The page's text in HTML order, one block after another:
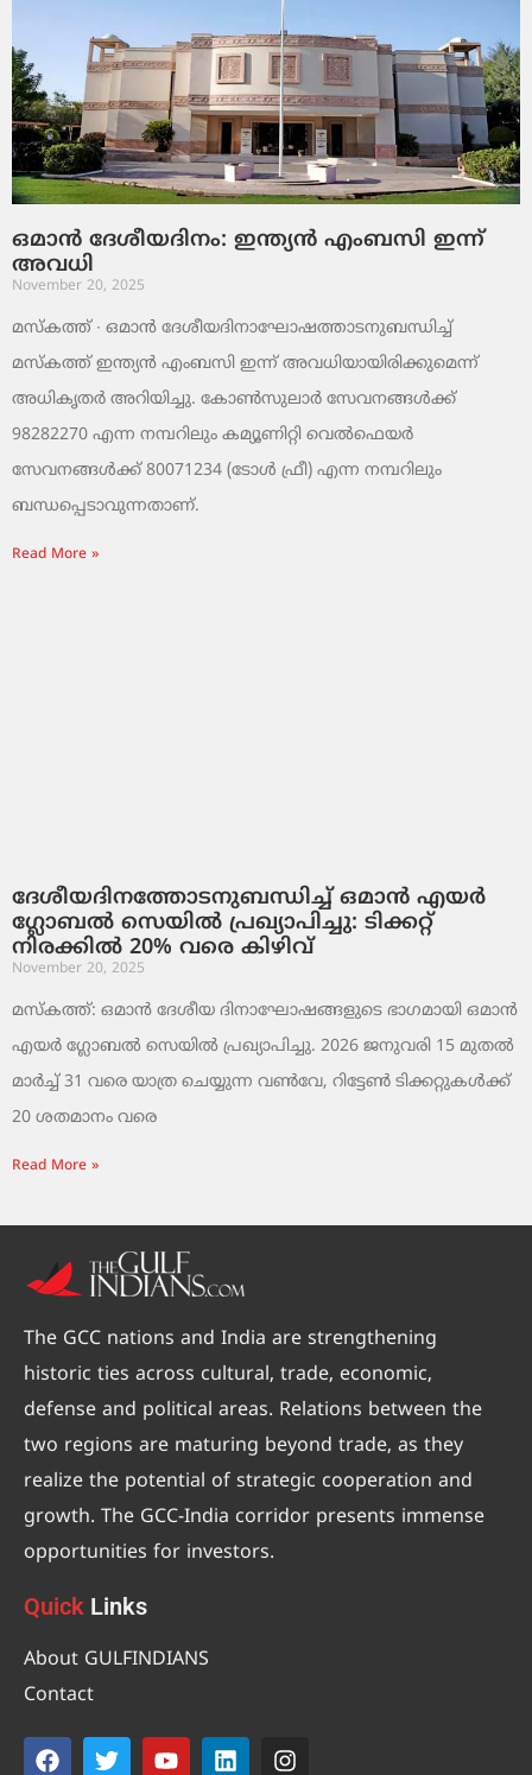
ഒമാൻ ദേശീയദിനം: ഇന്ത്യൻ എംബസി ഇന്ന്
അവധി
November 20, 2025
മസ്‌കത്ത് ∙ ഒമാൻ ദേശീയദിനാഘോഷത്താടനുബന്ധിച്ച്
മസ്‌കത്ത് ഇന്ത്യൻ എംബസി ഇന്ന് അവധിയായിരിക്കുമെന്ന്
അധികൃതർ അറിയിച്ചു. കോൺസുലാർ സേവനങ്ങൾക്ക്
98282270 എന്ന നമ്പറിലും കമ്യൂണിറ്റി വെൽഫെയർ
സേവനങ്ങൾക്ക് 80071234 (ടോൾ ഫ്രീ) എന്ന നമ്പറിലും
ബന്ധപ്പെടാവുന്നതാണ്.
Read More »
ദേശീയദിനത്തോടനുബന്ധിച്ച് ഒമാൻ എയർ
ഗ്ലോബൽ സെയിൽ പ്രഖ്യാപിച്ചു: ടിക്കറ്റ്
നിരക്കിൽ 20% വരെ കിഴിവ്
November 20, 2025
മസ്‌കത്ത്: ഒമാൻ ദേശീയ ദിനാഘോഷങ്ങളുടെ ഭാഗമായി ഒമാൻ
എയർ ഗ്ലോബൽ സെയിൽ പ്രഖ്യാപിച്ചു. 2026 ജനുവരി 15 മുതൽ
മാർച്ച് 31 വരെ യാത്ര ചെയ്യുന്ന വൺവേ, റിട്ടേൺ ടിക്കറ്റുകൾക്ക്
20 ശതമാനം വരെ
Read More »
The GCC nations and India are strengthening
historic ties across cultural, trade, economic,
defense and political areas. Relations between the
two regions are maturing beyond trade, as they
realize the potential of strategic cooperation and
growth. The GCC-India corridor presents immense
opportunities for investors.
Quick Links
About GULFINDIANS
Contact